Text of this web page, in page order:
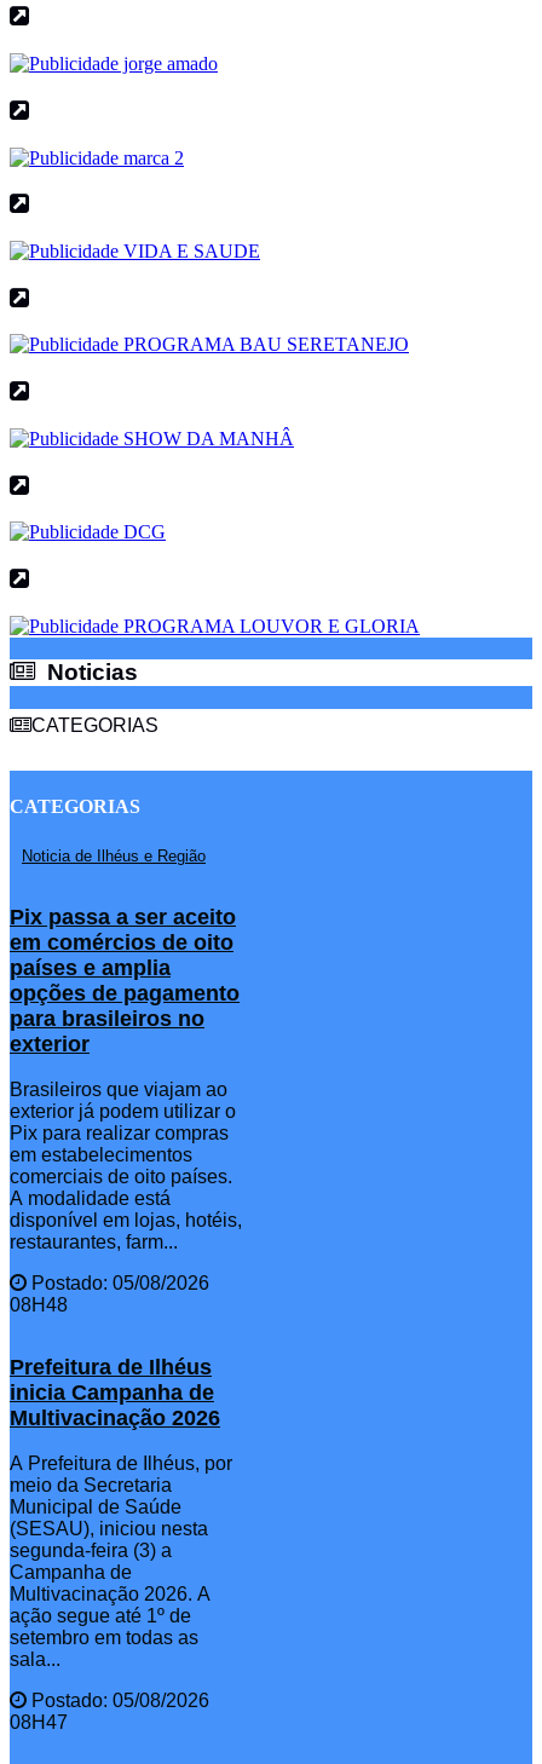
Noticias
CATEGORIAS
CATEGORIAS
Noticia de Ilhéus e Região
Pix passa a ser aceito
em comércios de oito
países e amplia
opções de pagamento
para brasileiros no
exterior
Brasileiros que viajam ao
exterior já podem utilizar o
Pix para realizar compras
em estabelecimentos
comerciais de oito países.
A modalidade está
disponível em lojas, hotéis,
restaurantes, farm...
Postado: 05/08/2026
08H48
Prefeitura de Ilhéus
inicia Campanha de
Multivacinação 2026
A Prefeitura de Ilhéus, por
meio da Secretaria
Municipal de Saúde
(SESAU), iniciou nesta
segunda-feira (3) a
Campanha de
Multivacinação 2026. A
ação segue até 1º de
setembro em todas as
sala...
Postado: 05/08/2026
08H47